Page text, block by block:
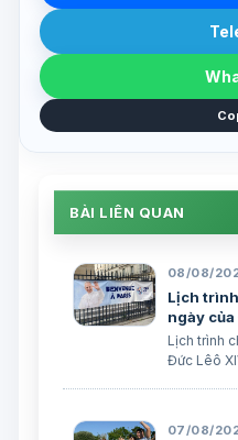
BÀI LIÊN QUAN
08/08/
Lịch
ngày của
Lịch trình
Đức Lêô
07/08/